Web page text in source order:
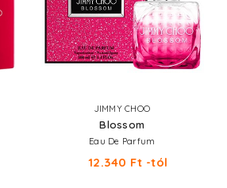
JIMMY CHOO
Blossom
Eau De Parfum
12.340 Ft -tól